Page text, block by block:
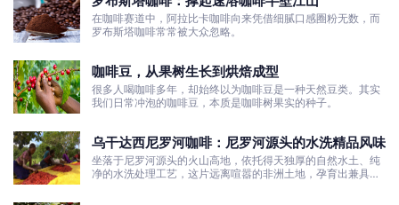
在咖啡赛道中，阿拉比卡咖啡向来凭借细腻口感圈粉无数，而
罗布斯塔咖啡常常被大众忽略。
咖啡豆，从果树生长到烘焙成型
很多人喝咖啡多年，却始终以为咖啡豆是一种天然豆类。其实
我们日常冲泡的咖啡豆，本质是咖啡树果实的种子。
乌干达西尼罗河咖啡：尼罗河源头的水洗精品风味
坐落于尼罗河源头的火山高地，依托得天独厚的自然水土、纯
净的水洗处理工艺，这片远离喧嚣的非洲土地，孕育出兼具干